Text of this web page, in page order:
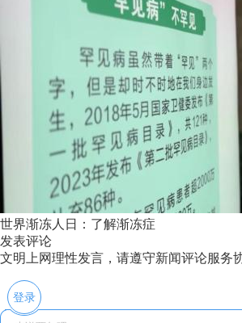
世界渐冻人日：了解渐冻症
发表评论
文明上网理性发言，请遵守新闻评论服务
登录